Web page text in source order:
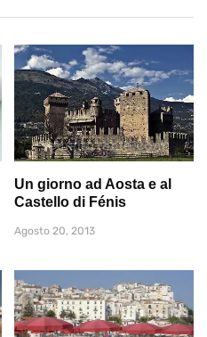
Un giorno ad Aosta e al
Castello di Fénis
Agosto 20, 2013